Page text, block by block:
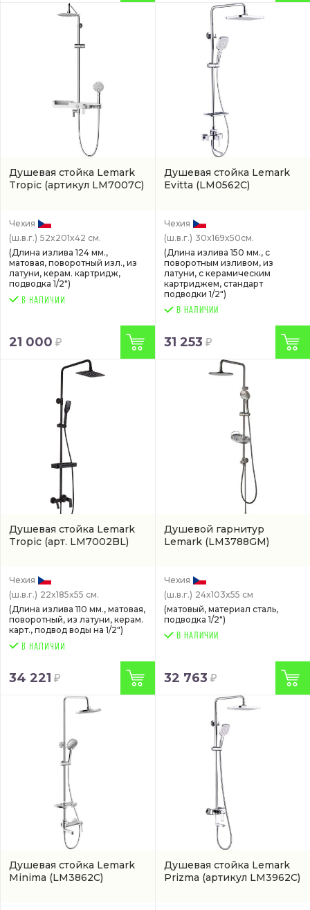
Душевая стойка Lemark
Tropic (артикул LM7007C)
Чехия
(ш.в.г.) 52x201x42 см.
(Длина излива 124 мм.,
матовая, поворотный изл., из
латуни, керам. картридж,
подводка 1/2")
21 000
Душевая стойка Lemark
Evitta (LM0562C)
Чехия
(ш.в.г.) 30x169x50см.
(Длина излива 150 мм., с
поворотным изливом, из
латуни, с керамическим
картриджем, стандарт
подводки 1/2")
В НАЛИЧИИ
31 253
Душевая стойка Lemark
Tropic (арт. LM7002BL)
Чехия
(ш.в.г.) 22x185x55 см.
(Длина излива 110 мм., матовая,
поворотный, из латуни, керам.
карт., подвод воды на 1/2")
34 221
Душевой гарнитур
Lemark (LM3788GM)
Чехия
(ш.в.г.) 24x103x55 см
(матовый, материал сталь,
подводка 1/2")
В НАЛИЧИИ
32 763
Душевая стойка Lemark
Minima (LM3862C)
Душевая стойка Lemark
Prizma (артикул LM3962C)